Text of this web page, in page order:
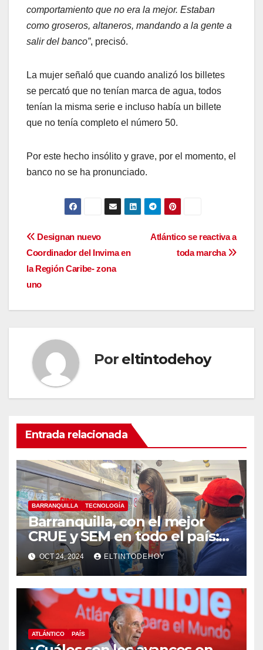
comportamiento que no era la mejor. Estaban
como groseros, altaneros, mandando a la gente a
salir del banco”, precisó.
La mujer señaló que cuando analizó los billetes
se percató que no tenían marca de agua, todos
tenían la misma serie e incluso había un billete
que no tenía completo el número 50.
Por este hecho insólito y grave, por el momento, el
banco no se ha pronunciado.
Navegación
de
entradas
Atlántico se reactiva a
toda marcha
Designan nuevo
Coordinador del Invima en
la Región Caribe- zona
uno
Por eltintodehoy
Entrada relacionada
BARRANQUILLA TECNOLOGÍA
Barranquilla, con el mejor
CRUE y SEM en todo el país:
MinSalud
OCT 24, 2024 ELTINTODEHOY
ATLÁNTICO PAÍS